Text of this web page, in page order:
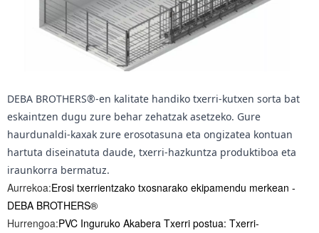
DEBA BROTHERS®-en kalitate handiko txerri-kutxen sorta bat
eskaintzen dugu zure behar zehatzak asetzeko. Gure
haurdunaldi-kaxak zure erosotasuna eta ongizatea kontuan
hartuta diseinatuta daude, txerri-hazkuntza produktiboa eta
iraunkorra bermatuz.
Aurrekoa:Erosi txerrientzako txosnarako ekipamendu merkean -
DEBA BROTHERS®
Hurrengoa:PVC Inguruko Akabera Txerri postua: Txerri-